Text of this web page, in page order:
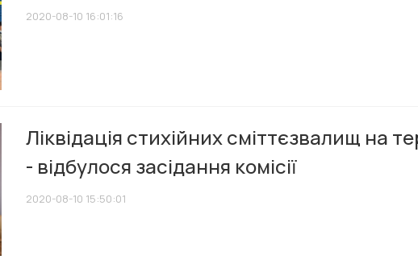
2020-08-10 16:01:16
Ліквідація стихійних сміттєзвалищ на
- відбулося засідання комісії
2020-08-10 15:50:01